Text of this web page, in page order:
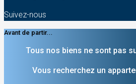
Suivez-nous
Avant de partir...
Tous nos biens ne sont pas
Vous recherchez un